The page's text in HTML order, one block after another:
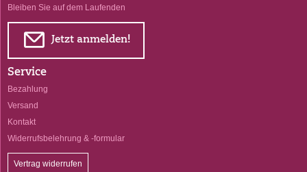
Bleiben Sie auf dem Laufenden
E Jetzt anmelden!
Service
Bezahlung
Versand
Kontakt
Widerrufsbelehrung & -formular
Vertrag widerrufen